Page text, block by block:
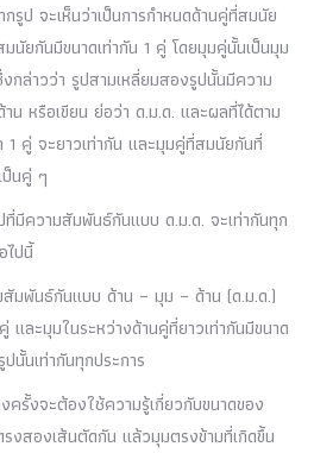
รูป จะเห็นว่าเป็นการกำหนดด้านคู่ที่สมนัย
นัยกันมีขนาดเท่ากัน 1 คู่ โดยมุมคู่นั้นเป็นมุม
กล่าวว่า รูปสามเหลี่ยมสองรูปนั้นมีความ
หรือเขียน ย่อว่า ด.ม.ด. และผลที่ได้ตาม
คู่ จะยาวเท่ากัน และมุมคู่ที่สมนัยกันที่
ป็นคู่ ๆ
มีความสัมพันธ์กันแบบ ด.ม.ด. จะเท่ากันทุก
ไปนี้
มพันธ์กันแบบ ด้าน – มุม – ด้าน (ด.ม.ด.)
และมุมในระหว่างด้านคู่ที่ยาวเท่ากันมีขนาด
นั้นเท่ากันทุกประการ
ครั้งจะต้องใช้ความรู้เกี่ยวกับขนาดของ
งสองเส้นตัดกัน แล้วมุมตรงข้ามที่เกิดขึ้น